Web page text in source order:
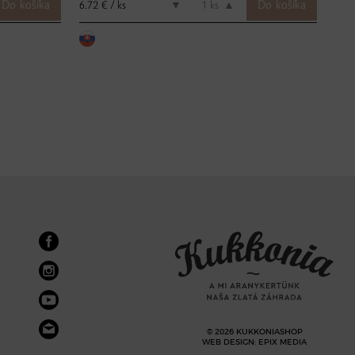
6.72 € / ks ▼ ks ▲
© 2026 KUKKONIASHOP
WEB DESIGN: EPIX MEDIA